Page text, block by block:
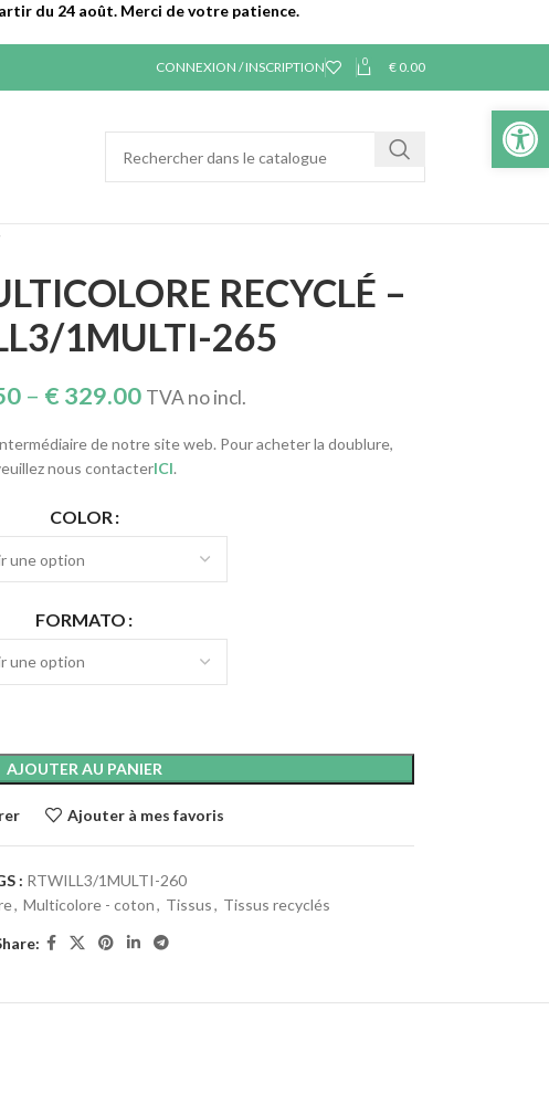
Ouvrir
CONNEXION / INSCRIPTION 0 € 0.00
RECYCLÉ –
1MULTI-265
– € 329.00 TVA no incl.
de notre site web. Pour acheter la doublure,
nous contacterICI.
COLOR
FORMATO
AJOUTER AU PANIER
Ajouter à mes favoris
: RTWILL3/1MULTI-260
, Multicolore - coton, Tissus, Tissus recyclés
du 24 août. Merci de votre patience.